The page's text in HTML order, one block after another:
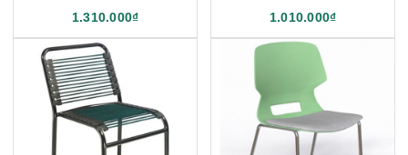
1.310.000₫ 1.010.000₫